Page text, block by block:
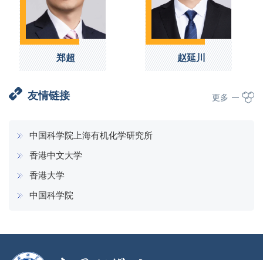
郑超 赵延川
友情链接 更多
中国科学院上海有机化学研究所
香港中文大学
香港大学
中国科学院